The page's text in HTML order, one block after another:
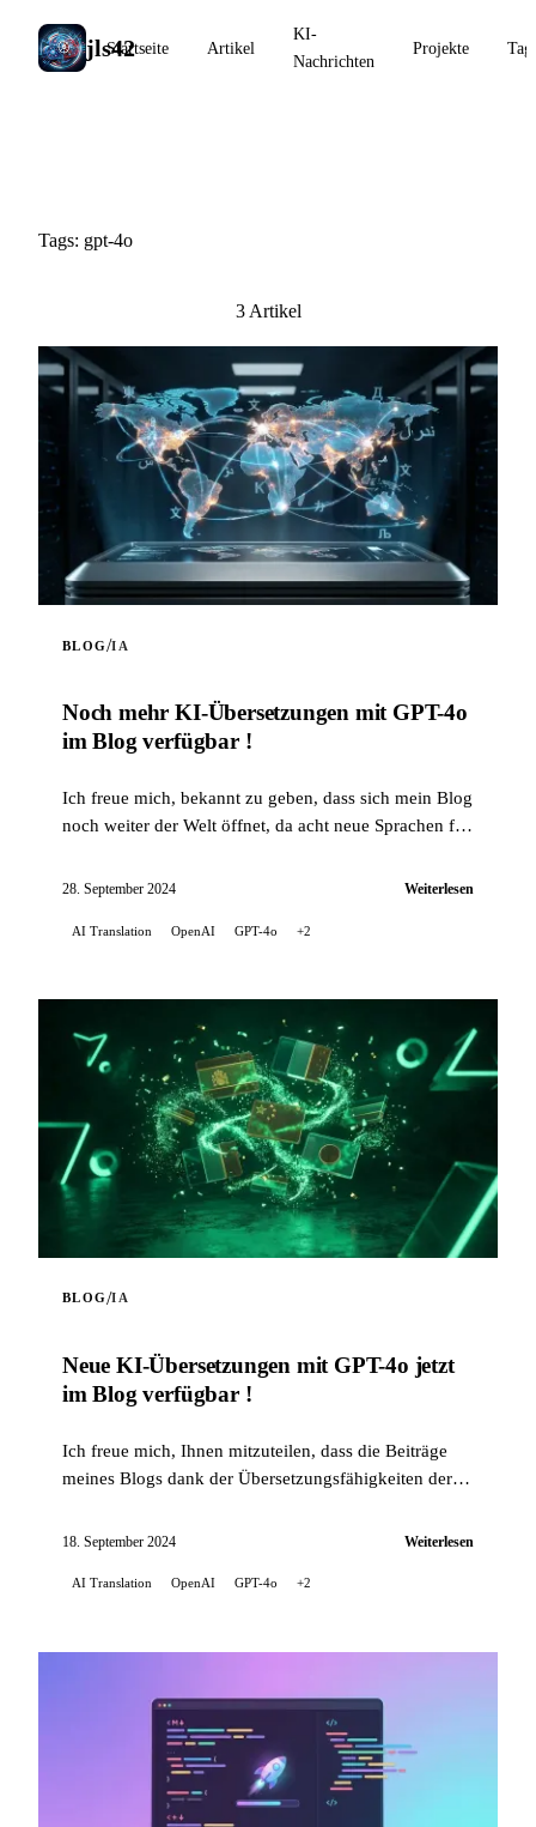
jls42
Startseite Artikel
KI-
Nachrichten
Projekte
Tags: gpt-4o
3 Artikel
BLOG/IA
Noch mehr KI-Übersetzungen mit GPT-4o
im Blog verfügbar !
Ich freue mich, bekannt zu geben, dass sich mein Blog
noch weiter der Welt öffnet, da acht neue Sprachen für
28. September 2024 Weiterlesen
AI Translation OpenAI GPT-4o +2
BLOG/IA
Neue KI-Übersetzungen mit GPT-4o jetzt
im Blog verfügbar !
Ich freue mich, Ihnen mitzuteilen, dass die Beiträge
meines Blogs dank der Übersetzungsfähigkeiten der
verfügbar sind...
18. September 2024 Weiterlesen
AI Translation OpenAI GPT-4o +2